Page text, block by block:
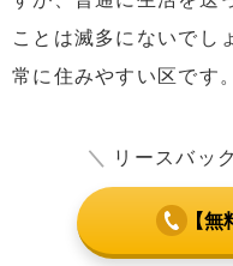
ことは滅多にないでし
常に住みやすい区です。
＼ リースバッ
【無